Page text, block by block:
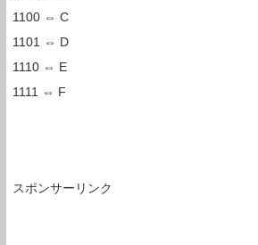
1100 ⇔ C
1101 ⇔ D
1110 ⇔ E
1111 ⇔ F
スポンサーリンク